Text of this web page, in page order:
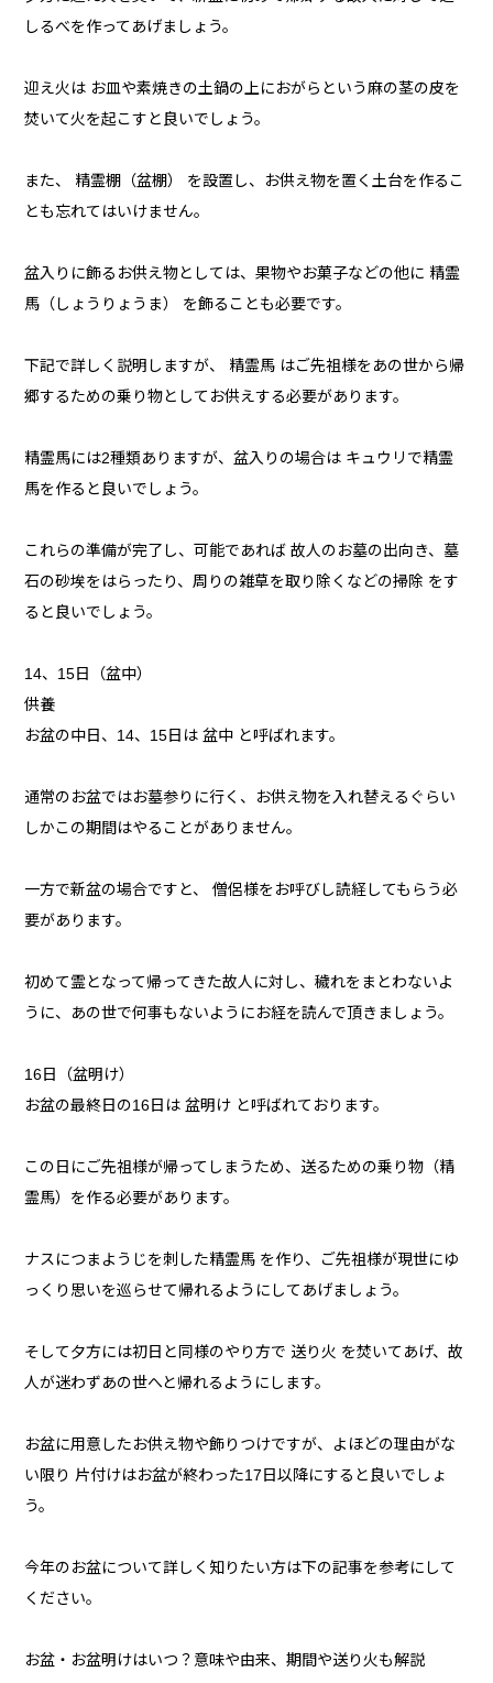
しるべを作ってあげましょう。
迎え火は お皿や素焼きの土鍋の上におがらという麻の茎の皮を
焚いて火を起こすと良いでしょう。
また、 精霊棚（盆棚） を設置し、お供え物を置く土台を作るこ
とも忘れてはいけません。
盆入りに飾るお供え物としては、果物やお菓子などの他に 精霊
馬（しょうりょうま） を飾ることも必要です。
下記で詳しく説明しますが、 精霊馬 はご先祖様をあの世から帰
郷するための乗り物としてお供えする必要があります。
精霊馬には2種類ありますが、盆入りの場合は キュウリで精霊
馬を作ると良いでしょう。
これらの準備が完了し、可能であれば 故人のお墓の出向き、墓
石の砂埃をはらったり、周りの雑草を取り除くなどの掃除 をす
ると良いでしょう。
14、15日（盆中）
供養
お盆の中日、14、15日は 盆中 と呼ばれます。
通常のお盆ではお墓参りに行く、お供え物を入れ替えるぐらい
しかこの期間はやることがありません。
一方で新盆の場合ですと、 僧侶様をお呼びし読経してもらう必
要があります。
初めて霊となって帰ってきた故人に対し、穢れをまとわないよ
うに、あの世で何事もないようにお経を読んで頂きましょう。
16日（盆明け）
お盆の最終日の16日は 盆明け と呼ばれております。
この日にご先祖様が帰ってしまうため、送るための乗り物（精
霊馬）を作る必要があります。
ナスにつまようじを刺した精霊馬 を作り、ご先祖様が現世にゆ
っくり思いを巡らせて帰れるようにしてあげましょう。
そして夕方には初日と同様のやり方で 送り火 を焚いてあげ、故
人が迷わずあの世へと帰れるようにします。
お盆に用意したお供え物や飾りつけですが、よほどの理由がな
い限り 片付けはお盆が終わった17日以降にすると良いでしょ
う。
今年のお盆について詳しく知りたい方は下の記事を参考にして
ください。
お盆・お盆明けはいつ？意味や由来、期間や送り火も解説